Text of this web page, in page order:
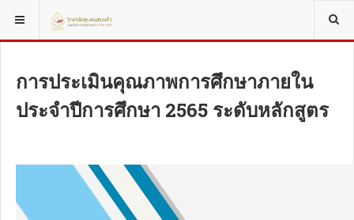
YOU ARE HERE: FEATURED ARTICLES
การประเมินคุณภาพการศึกษาภายใน
ประจำปีการศึกษา 2565 ระดับหลักสูตร